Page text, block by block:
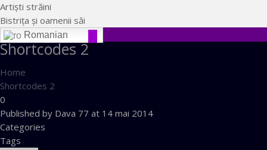
Artişti străini
Bistriţa şi oamenii săi
Romanian
Shortcodes 2
Home
Shortcodes 2
0
Published by Dava 77 at 14 mai 2014
Categories
Tags